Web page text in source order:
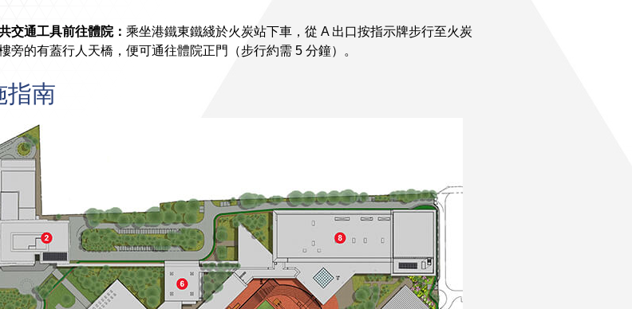
交通工具前往體院： 乘坐港鐵東鐵綫於火炭站下車，從 A 出口按指示牌步行至火炭
旁的有蓋行人天橋，便可通往體院正門（步行約需 5 分鐘）。
指南
香
港
體
育
游
泳
綜
合
體
育